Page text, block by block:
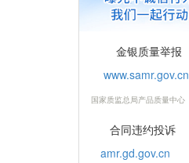
金银质量举报
www.samr.gov.cn
国家质监总局产品质量中心
合同违约投诉
amr.gd.gov.cn